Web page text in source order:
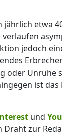
jährlich etwa
verlaufen
jedoch
oder Unruhe
ist
und
Draht zur